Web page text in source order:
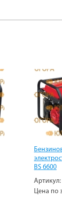
BS 6600
Артикул:
Цена по